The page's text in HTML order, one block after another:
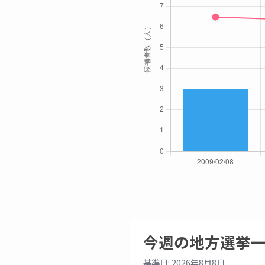
今週の地方選挙
基準日: 2026年8月8日